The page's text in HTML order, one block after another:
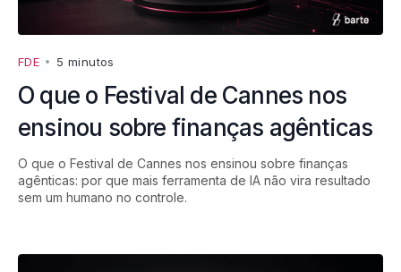
FDE • 5 minutos
O que o Festival de Cannes nos
ensinou sobre finanças agênticas
O que o Festival de Cannes nos ensinou sobre finanças
agênticas: por que mais ferramenta de IA não vira resultado
sem um humano no controle.